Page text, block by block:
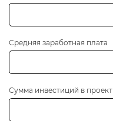
Средняя заработная плата
Сумма инвестиций в проект